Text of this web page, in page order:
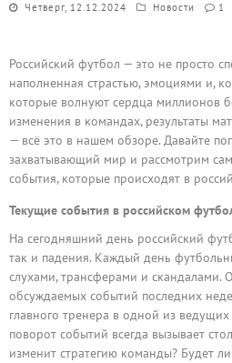
Четверг, 12.12.2024 Новости 1
Российский футбол — это не просто
наполненная страстью, эмоциями и,
которые волнуют сердца миллионов
изменения в командах, результаты
— всё это в нашем обзоре. Давайте
захватывающий мир и рассмотрим
события, которые происходят в
Текущие события в российском
На сегодняшний день российский
так и падения. Каждый день
слухами, трансферами и скандалами.
обсуждаемых событий последних
главного тренера в одной из
поворот событий всегда вызывает
изменит стратегию команды? Будет